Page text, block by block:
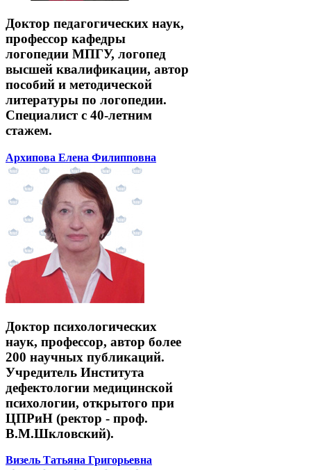
Доктор педагогических наук,
профессор кафедры
логопедии МПГУ, логопед
высшей квалификации, автор
пособий и методической
литературы по логопедии.
Специалист с 40-летним
стажем.
Архипова Елена Филипповна
Доктор психологических
наук, профессор, автор более
200 научных публикаций.
Учредитель Института
дефектологии медицинской
психологии, открытого при
ЦПРиН (ректор - проф.
В.М.Шкловский).
Визель Татьяна Григорьевна